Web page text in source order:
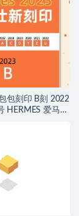
包刻印 B刻 2022
HERMES 爱马仕